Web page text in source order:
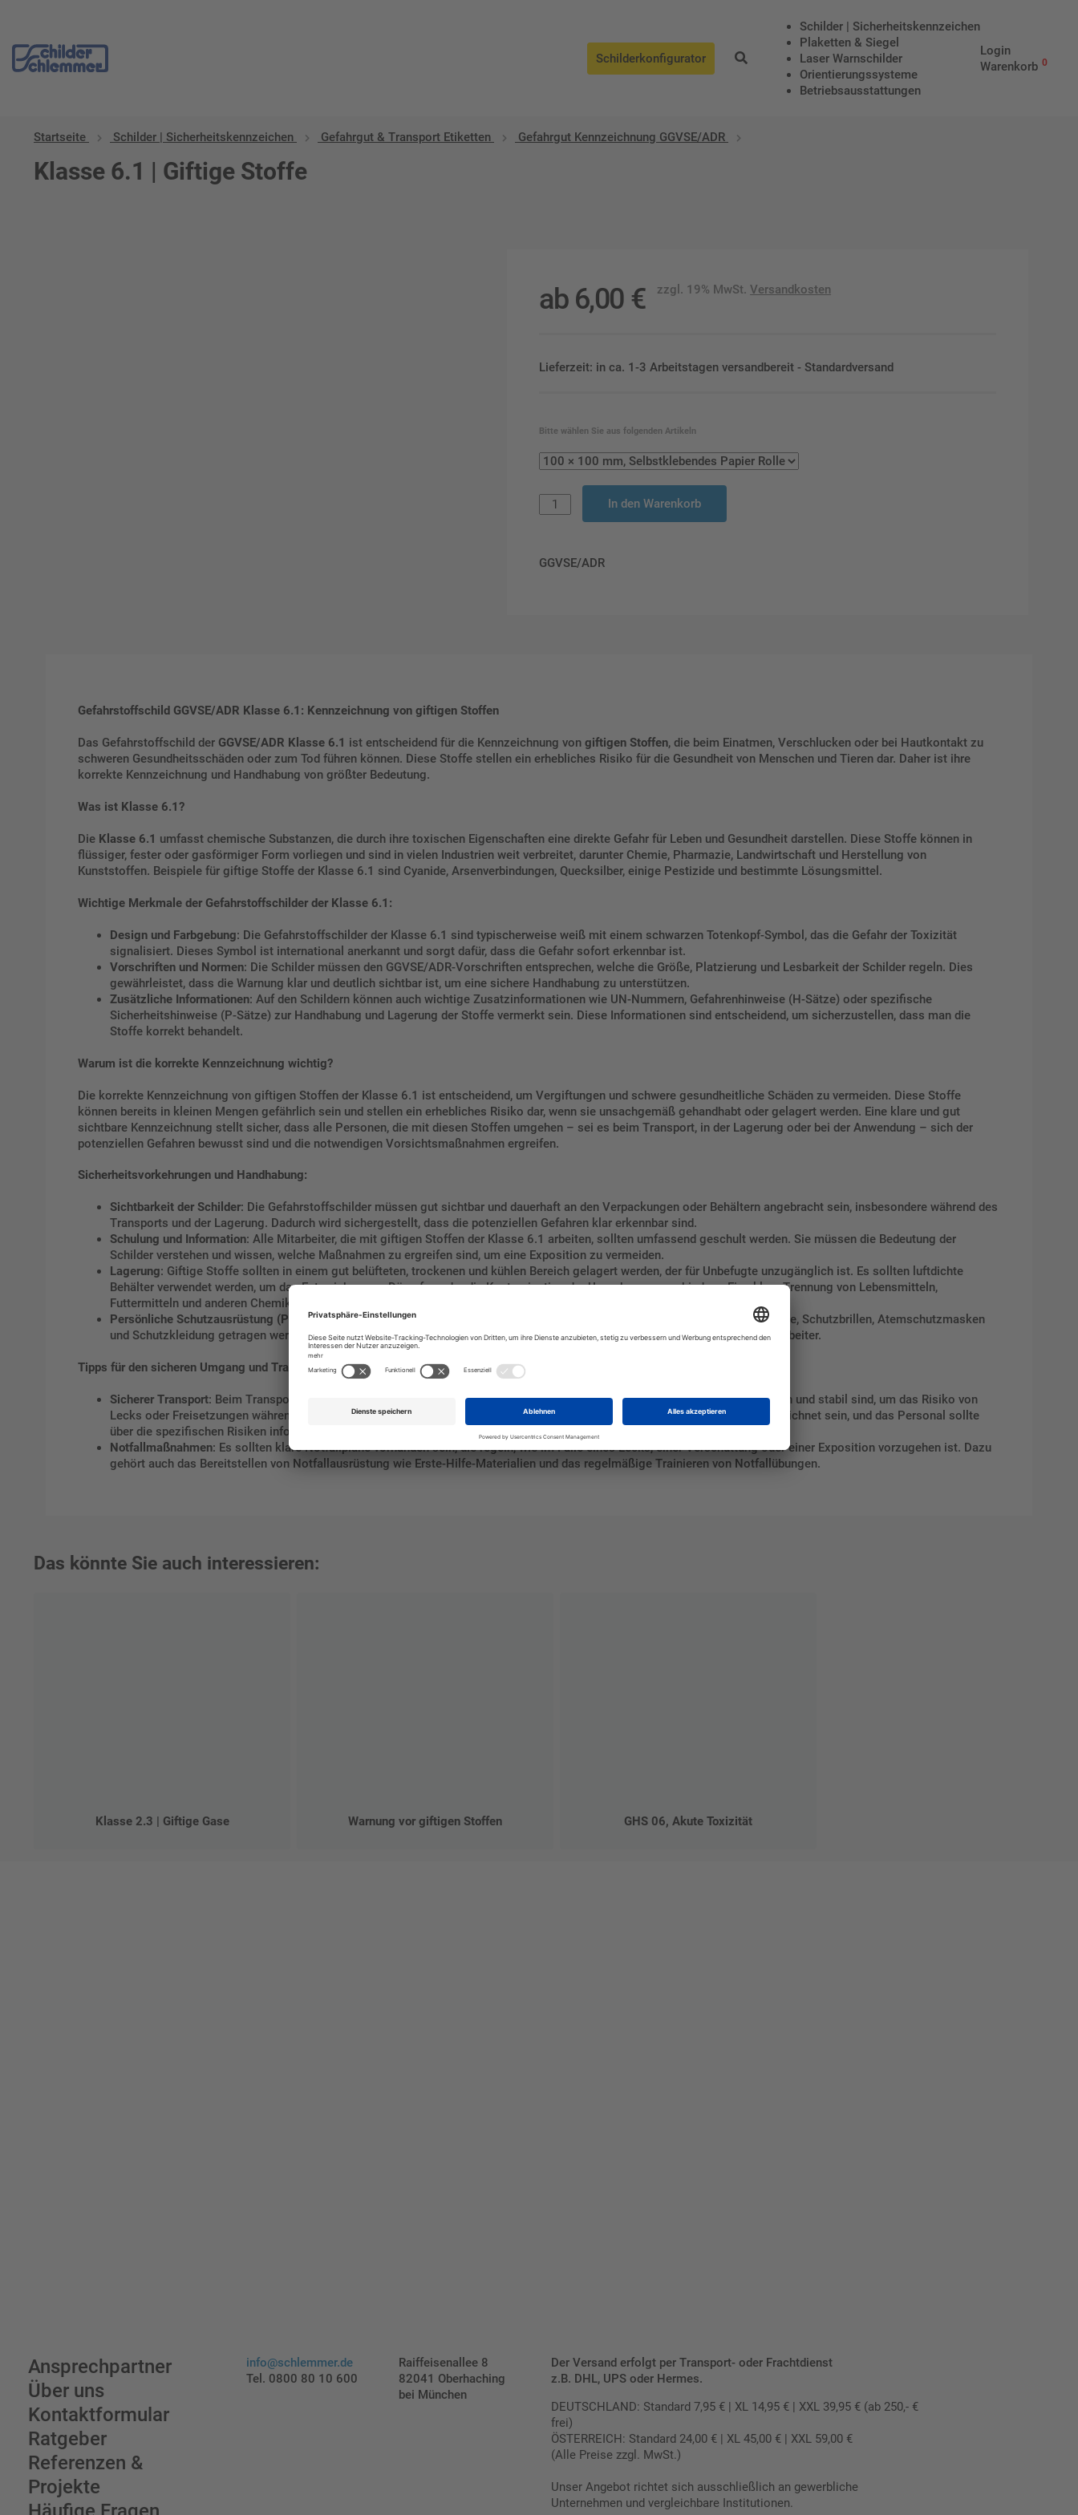
Schilderkonfigurator
Schilder | Sicherheitskennzeichen
Plaketten & Siegel
Laser Warnschilder
Orientierungssysteme
Betriebs­aus­stattungen
Login
Warenkorb 0
Startseite Schilder | Sicherheitskennzeichen Gefahrgut & Transport Etiketten Gefahrgut Kennzeichnung GGVSE/ADR
Klasse 6.1 | Giftige Stoffe
ab 6,00 € zzgl. 19% MwSt.Versandkosten
Lieferzeit: in ca. 1-3 Arbeitstagen versandbereit - Standardversand
Bitte wählen Sie aus folgenden Artikeln
In den Warenkorb
GGVSE/ADR
Gefahrstoffschild GGVSE/ADR Klasse 6.1: Kennzeichnung von giftigen Stoffen
Das Gefahrstoffschild der GGVSE/ADR Klasse 6.1 ist entscheidend für die Kennzeichnung von giftigen Stoffen, die beim Einatmen, Verschlucken oder bei Hautkontakt zu
schweren Gesundheitsschäden oder zum Tod führen können. Diese Stoffe stellen ein erhebliches Risiko für die Gesundheit von Menschen und Tieren dar. Daher ist ihre
korrekte Kennzeichnung und Handhabung von größter Bedeutung.
Was ist Klasse 6.1?
Die Klasse 6.1 umfasst chemische Substanzen, die durch ihre toxischen Eigenschaften eine direkte Gefahr für Leben und Gesundheit darstellen. Diese Stoffe können in
flüssiger, fester oder gasförmiger Form vorliegen und sind in vielen Industrien weit verbreitet, darunter Chemie, Pharmazie, Landwirtschaft und Herstellung von
Kunststoffen. Beispiele für giftige Stoffe der Klasse 6.1 sind Cyanide, Arsenverbindungen, Quecksilber, einige Pestizide und bestimmte Lösungsmittel.
Wichtige Merkmale der Gefahrstoffschilder der Klasse 6.1:
Design und Farbgebung: Die Gefahrstoffschilder der Klasse 6.1 sind typischerweise weiß mit einem schwarzen Totenkopf-Symbol, das die Gefahr der Toxizität
signalisiert. Dieses Symbol ist international anerkannt und sorgt dafür, dass die Gefahr sofort erkennbar ist.
Vorschriften und Normen: Die Schilder müssen den GGVSE/ADR-Vorschriften entsprechen, welche die Größe, Platzierung und Lesbarkeit der Schilder regeln. Dies
gewährleistet, dass die Warnung klar und deutlich sichtbar ist, um eine sichere Handhabung zu unterstützen.
Zusätzliche Informationen: Auf den Schildern können auch wichtige Zusatzinformationen wie UN-Nummern, Gefahrenhinweise (H-Sätze) oder spezifische
Sicherheitshinweise (P-Sätze) zur Handhabung und Lagerung der Stoffe vermerkt sein. Diese Informationen sind entscheidend, um sicherzustellen, dass man die
Stoffe korrekt behandelt.
Warum ist die korrekte Kennzeichnung wichtig?
Die korrekte Kennzeichnung von giftigen Stoffen der Klasse 6.1 ist entscheidend, um Vergiftungen und schwere gesundheitliche Schäden zu vermeiden. Diese Stoffe
können bereits in kleinen Mengen gefährlich sein und stellen ein erhebliches Risiko dar, wenn sie unsachgemäß gehandhabt oder gelagert werden. Eine klare und gut
sichtbare Kennzeichnung stellt sicher, dass alle Personen, die mit diesen Stoffen umgehen – sei es beim Transport, in der Lagerung oder bei der Anwendung – sich der
potenziellen Gefahren bewusst sind und die notwendigen Vorsichtsmaßnahmen ergreifen.
Sicherheitsvorkehrungen und Handhabung:
Sichtbarkeit der Schilder: Die Gefahrstoffschilder müssen gut sichtbar und dauerhaft an den Verpackungen oder Behältern angebracht sein, insbesondere während des
Transports und der Lagerung. Dadurch wird sichergestellt, dass die potenziellen Gefahren klar erkennbar sind.
Schulung und Information: Alle Mitarbeiter, die mit giftigen Stoffen der Klasse 6.1 arbeiten, sollten umfassend geschult werden. Sie müssen die Bedeutung der
Schilder verstehen und wissen, welche Maßnahmen zu ergreifen sind, um eine Exposition zu vermeiden.
Lagerung: Giftige Stoffe sollten in einem gut belüfteten, trockenen und kühlen Bereich gelagert werden, der für Unbefugte unzugänglich ist. Es sollten luftdichte
Behälter verwendet werden, um das Entweichen von Dämpfen oder die Kontamination der Umgebung zu verhindern. Eine klare Trennung von Lebensmitteln,
Futtermitteln und anderen Chemikalien ist ebenfalls notwendig.
Persönliche Schutzausrüstung (PSA) : Bei der Arbeit mit giftigen Stoffen sollten geeignete Schutzausrüstungen wie Handschuhe, Schutzbrillen, Atemschutzmasken
und Schutzkleidung getragen werden. Dies minimiert das Risiko einer direkten Exposition und schützt die Gesundheit der Mitarbeiter.
Tipps für den sicheren Umgang und Transport
Sicherer Transport: Beim Transport von giftigen Stoffen ist es wichtig, dass die Verpackungen oder Behälter dicht verschlossen und stabil sind, um das Risiko von
Lecks oder Freisetzungen während des Transports zu minimieren. Die Transportfahrzeuge müssen ebenfalls korrekt gekennzeichnet sein, und das Personal sollte
über die spezifischen Risiken informiert sein.
Notfallmaßnahmen: Es sollten klare Notfallpläne vorhanden sein, die regeln, wie im Falle eines Lecks, einer Verschüttung oder einer Exposition vorzugehen ist. Dazu
gehört auch das Bereitstellen von Notfallausrüstung wie Erste-Hilfe-Materialien und das regelmäßige Trainieren von Notfallübungen.
Das könnte Sie auch interessieren:
Klasse 2.3 | Giftige Gase Warnung vor giftigen Stoffen GHS 06, Akute Toxizität
Ansprechpartner
Über uns
Kontaktformular
Ratgeber
Referenzen &
Projekte
info@schlemmer.de
Tel. 0800 80 10 600
Raiffeisenallee 8
82041 Oberhaching
bei München
Der Versand erfolgt per Transport- oder Frachtdienst
z.B. DHL, UPS oder Hermes.
DEUTSCHLAND: Standard 7,95 € | XL 14,95 € | XXL 39,95 € (ab 250,- €
frei)
ÖSTERREICH: Standard 24,00 € | XL 45,00 € | XXL 59,00 €
(Alle Preise zzgl. MwSt.)
Unser Angebot richtet sich ausschließlich an gewerbliche
Unternehmen und vergleichbare Institutionen.